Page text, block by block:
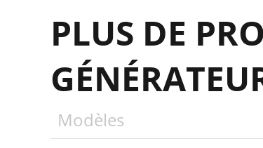
PLUS DE
Modèles